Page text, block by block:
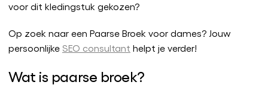
voor dit kledingstuk gekozen?
Op zoek naar een Paarse Broek voor dames? Jouw
persoonlijke SEO consultant helpt je verder!
Wat is paarse broek?